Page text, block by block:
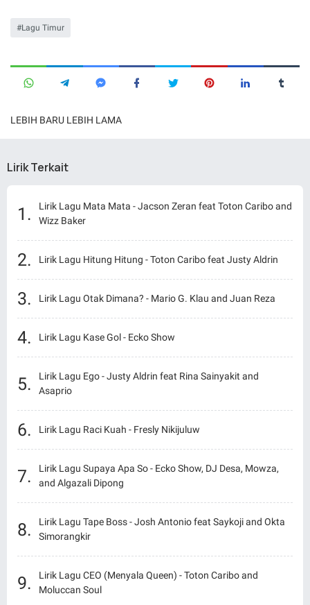
Lagu Timur
LEBIH BARU LEBIH LAMA
Lirik Terkait
Lirik Lagu Mata Mata - Jacson Zeran feat Toton Caribo and
Wizz Baker
Lirik Lagu Hitung Hitung - Toton Caribo feat Justy Aldrin
Lirik Lagu Otak Dimana? - Mario G. Klau and Juan Reza
Lirik Lagu Kase Gol - Ecko Show
Lirik Lagu Ego - Justy Aldrin feat Rina Sainyakit and
Asaprio
Lirik Lagu Raci Kuah - Fresly Nikijuluw
Lirik Lagu Supaya Apa So - Ecko Show, DJ Desa, Mowza,
and Algazali Dipong
Lirik Lagu Tape Boss - Josh Antonio feat Saykoji and Okta
Simorangkir
Lirik Lagu CEO (Menyala Queen) - Toton Caribo and
Moluccan Soul